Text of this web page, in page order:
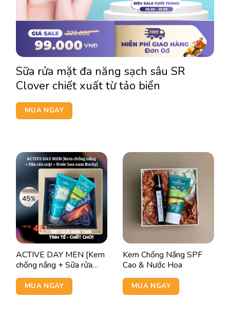
Sữa rửa mặt đa năng sạch sâu SR
Clover chiết xuất từ tảo biển
MUA NGAY
ACTIVE DAY MEN [Kem
chống nắng + Sữa rửa
mặt + Nước hoa nam
Rocky]
MUA NGAY
Kem Chống Nắng SPF
Cao & Nước Hoa
MUA NGAY